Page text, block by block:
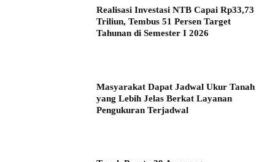
Realisasi Investasi NTB Capai Rp33,73
Triliun, Tembus 51 Persen Target
Tahunan di Semester I 2026
Masyarakat Dapat Jadwal Ukur Tanah
yang Lebih Jelas Berkat Layanan
Pengukuran Terjadwal